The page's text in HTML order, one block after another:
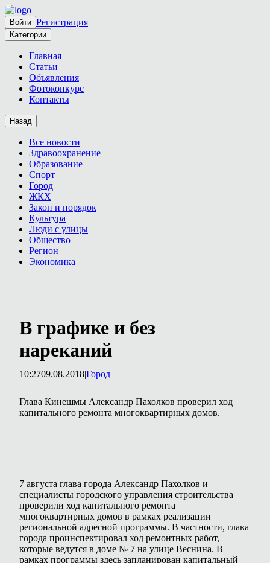
Войти Регистрация
Категории
Главная
Статьи
Объявления
Фотоконкурс
Контакты
Назад
Все новости
Здравоохранение
Образование
Спорт
Город
ЖКХ
Закон и порядок
Культура
Люди с улицы
Общество
Регион
Экономика
В графике и без
нареканий
10:2709.08.2018|Город
Глава Кинешмы Александр Пахолков проверил ход
капитального ремонта многоквартирных домов.
7 августа глава города Александр Пахолков и
специалисты городского управления строительства
проверили ход капитального ремонта
многоквартирных домов в рамках реализации
региональной адресной программы. В частности, глава
города проинспектировал ход ремонтных работ,
которые ведутся в доме № 7 на улице Веснина. В
рамках программы здесь запланирован капитальный